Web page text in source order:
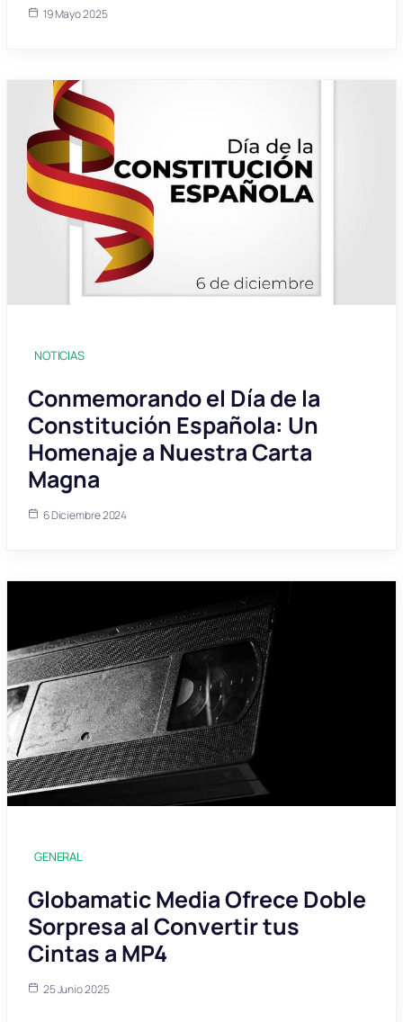
19 Mayo 2025
NOTICIAS
Conmemorando el Día de la
Constitución Española: Un
Homenaje a Nuestra Carta
Magna
6 Diciembre 2024
GENERAL
Globamatic Media Ofrece Doble
Sorpresa al Convertir tus
Cintas a MP4
25 Junio 2025